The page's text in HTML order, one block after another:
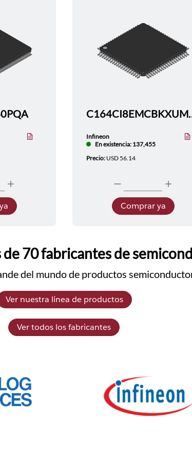
Infineon
En existencia: 137,455
Precio: USD 56.14
Comprar ya
70 fabricantes de
del mundo de productos
Ver nuestra línea de productos
Ver todos los fabricantes